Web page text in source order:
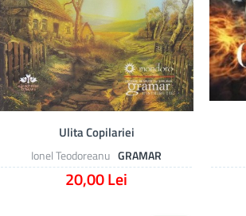
Ionel Teodoreanu GRAMAR
Ulita Copilariei
20,00 Lei